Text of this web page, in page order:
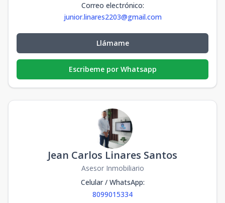
Correo electrónico:
junior.linares2203@gmail.com
Llámame
Escribeme por Whatsapp
Jean Carlos Linares Santos
Asesor Inmobiliario
Celular / WhatsApp:
8099015334